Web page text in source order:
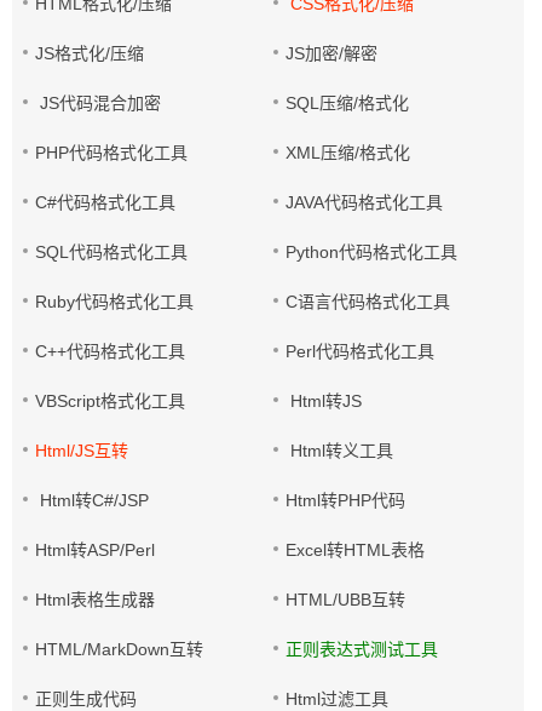
JS格式化/压缩 JS加密/解密
JS代码混合加密 SQL压缩/格式化
PHP代码格式化工具 XML压缩/格式化
C#代码格式化工具 JAVA代码格式化工具
SQL代码格式化工具 Python代码格式化工具
Ruby代码格式化工具 C语言代码格式化工具
C++代码格式化工具 Perl代码格式化工具
VBScript格式化工具 Html转JS
Html/JS互转 Html转义工具
Html转C#/JSP Html转PHP代码
Html转ASP/Perl Excel转HTML表格
Html表格生成器 HTML/UBB互转
HTML/MarkDown互转 正则表达式测试工具
正则生成代码 Html过滤工具